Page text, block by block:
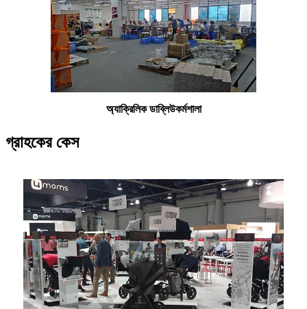
অ্যাক্রিলিক ডাব্লিউকর্মশালা
গ্রাহকের কেস